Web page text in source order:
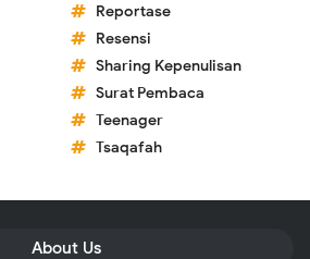
Reportase
Resensi
Sharing Kepenulisan
Surat Pembaca
Teenager
Tsaqafah
About Us